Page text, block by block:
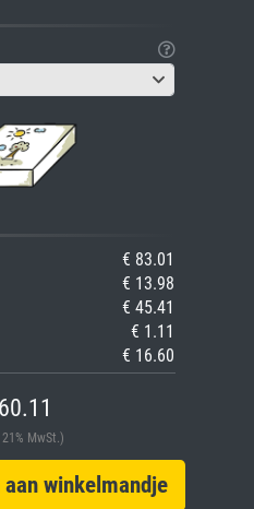
€ 83.01
€ 13.98
€ 45.41
€ 1.11
€ 16.60
MwSt.)
winkelmandje